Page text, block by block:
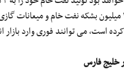
علاوه بر این ۱۰۰ میلیون بشکه نفت خام و
است، می توانند فوری وارد بازار
فارس